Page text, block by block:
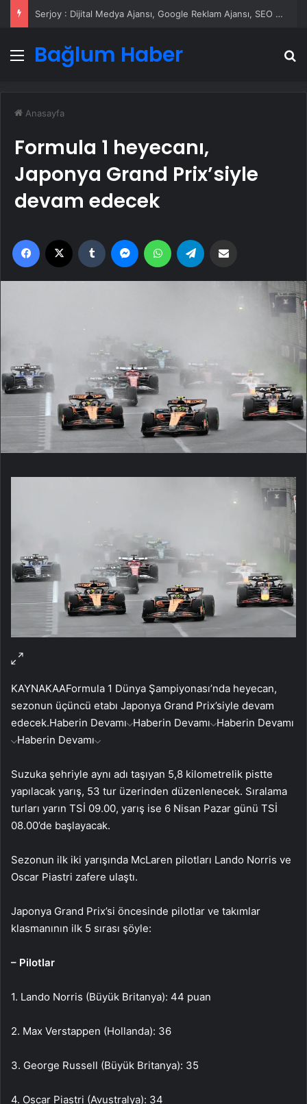
Serjoy : Dijital Medya Ajansı, Google Reklam Ajansı, SEO Ajansı ve Web Tasarım Ajansı
Menü
Bağlum Haber
Anasayfa
Formula 1 heyecanı,
Japonya Grand Prix’siyle
devam edecek
Facebook Tumblr MessengerWhatsApp
KAYNAKAAFormula 1 Dünya Şampiyonası’nda heyecan,
sezonun üçüncü etabı Japonya Grand Prix’siyle devam
edecek.Haberin Devamı Haberin Devamı Haberin Devamı
Haberin Devamı
Suzuka şehriyle aynı adı taşıyan 5,8 kilometrelik pistte
yapılacak yarış, 53 tur üzerinden düzenlenecek. Sıralama
turları yarın TSİ 09.00, yarış ise 6 Nisan Pazar günü TSİ
08.00’de başlayacak.
Sezonun ilk iki yarışında McLaren pilotları Lando Norris ve
Oscar Piastri zafere ulaştı.
Japonya Grand Prix’si öncesinde pilotlar ve takımlar
klasmanının ilk 5 sırası şöyle:
– Pilotlar
1. Lando Norris (Büyük Britanya): 44 puan
2. Max Verstappen (Hollanda): 36
3. George Russell (Büyük Britanya): 35
4. Oscar Piastri (Avustralya): 34